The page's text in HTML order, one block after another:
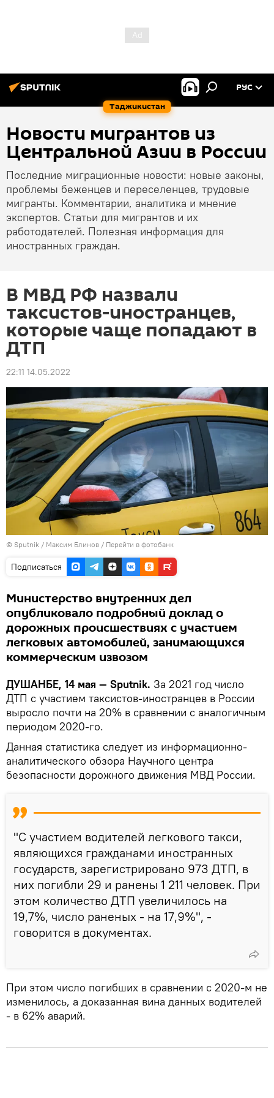
Таджикистан
РУС
Новости мигрантов из
Центральной Азии в России
Последние миграционные новости: новые законы,
проблемы беженцев и переселенцев, трудовые
мигранты. Комментарии, аналитика и мнение
экспертов. Статьи для мигрантов и их
работодателей. Полезная информация для
иностранных граждан.
В МВД РФ назвали
таксистов-иностранцев,
которые чаще попадают в
ДТП
22:11 14.05.2022
© Sputnik / Максим Блинов / Перейти в фотобанк
Подписаться
Министерство внутренних дел
опубликовало подробный доклад о
дорожных происшествиях с участием
легковых автомобилей, занимающихся
коммерческим извозом
ДУШАНБЕ, 14 мая — Sputnik. За 2021 год число
ДТП с участием таксистов-иностранцев в России
выросло почти на 20% в сравнении с аналогичным
периодом 2020-го.
Данная статистика следует из информационно-
аналитического обзора Научного центра
безопасности дорожного движения МВД России.
"С участием водителей легкового такси,
являющихся гражданами иностранных
государств, зарегистрировано 973 ДТП, в
них погибли 29 и ранены 1 211 человек. При
этом количество ДТП увеличилось на
19,7%, число раненых - на 17,9%", -
говорится в документах.
При этом число погибших в сравнении с 2020-м не
изменилось, а доказанная вина данных водителей
- в 62% аварий.